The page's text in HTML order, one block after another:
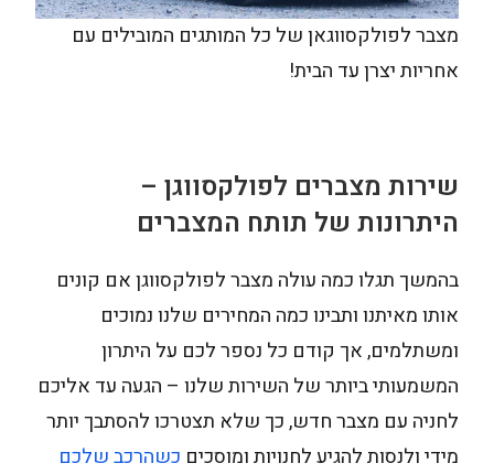
מצבר לפולקסווגאן של כל המותגים המובילים עם
אחריות יצרן עד הבית!
שירות מצברים לפולקסווגן –
היתרונות של תותח המצברים
בהמשך תגלו כמה עולה מצבר לפולקסווגן אם קונים
אותו מאיתנו ותבינו כמה המחירים שלנו נמוכים
ומשתלמים, אך קודם כל נספר לכם על היתרון
המשמעותי ביותר של השירות שלנו – הגעה עד אליכם
לחניה עם מצבר חדש, כך שלא תצטרכו להסתבך יותר
מידי ולנסות להגיע לחנויות ומוסכים כשהרכב שלכם